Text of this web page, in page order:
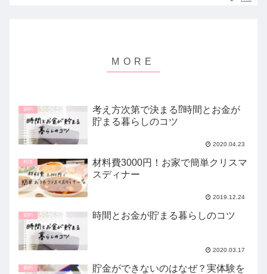
節約
考え方次第で決まる⁉時間とお金が
貯まる暮らしのコツ
2020.04.23
料理
材料費3000円！お家で簡単クリスマ
スディナー
2019.12.24
節約 時間とお金が貯まる暮らしのコツ
2020.03.17
節約
貯金ができないのはなぜ？実体験を